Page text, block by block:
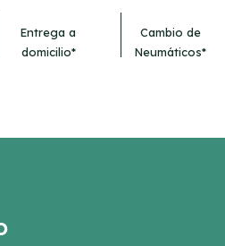
Entrega a
domicilio*
Cambio de
Neumáticos*